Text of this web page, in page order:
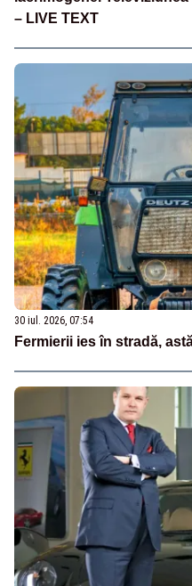
– LIVE TEXT
30 iul. 2026, 07:54
Fermierii ies în stradă,